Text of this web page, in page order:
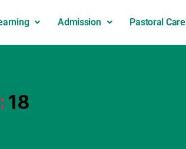
Admission Pastoral Care
18